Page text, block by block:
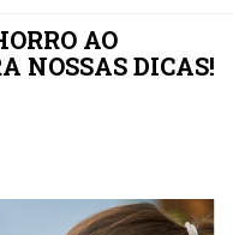
AO
NOSSAS DICAS!